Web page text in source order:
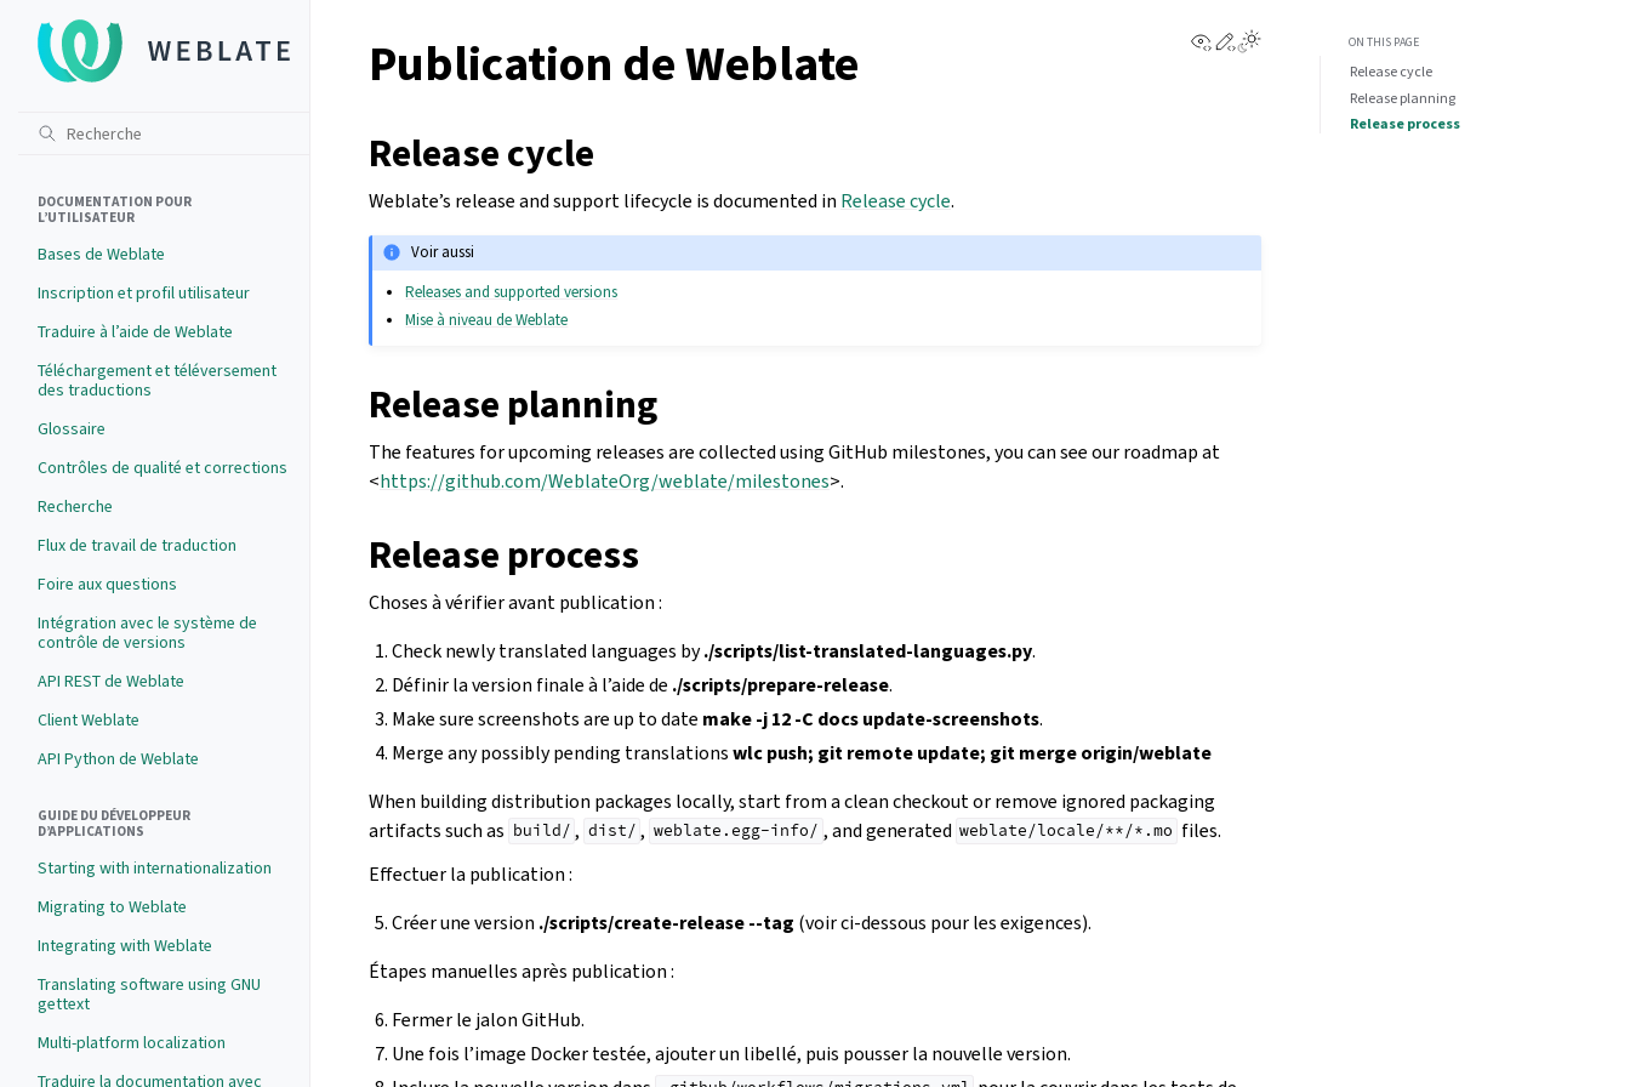
DOCUMENTATION POUR
L’UTILISATEUR
Bases de Weblate
Inscription et profil utilisateur
Traduire à l’aide de Weblate
Téléchargement et téléversement
des traductions
Glossaire
Contrôles de qualité et corrections
Recherche
Flux de travail de traduction
Foire aux questions
Intégration avec le système de
contrôle de versions
API REST de Weblate
Client Weblate
API Python de Weblate
GUIDE DU DÉVELOPPEUR
D’APPLICATIONS
Starting with internationalization
Migrating to Weblate
Integrating with Weblate
Translating software using GNU
gettext
Multi-platform localization
Traduire la documentation avec
View this page
Edit this page
Publication de Weblate
Release cycle
Weblate’s release and support lifecycle is documented in Release cycle.
Voir aussi
Releases and supported versions
Mise à niveau de Weblate
Release planning
The features for upcoming releases are collected using GitHub milestones, you can see our roadmap at
<https://github.com/WeblateOrg/weblate/milestones>.
Release process
Choses à vérifier avant publication :
Check newly translated languages by./scripts/list-translated-languages.py.
Définir la version finale à l’aide de ./scripts/prepare-release.
Make sure screenshots are up to date make -j 12 -C docs update-screenshots.
Merge any possibly pending translationswlc push; git remote update; git merge origin/weblate
When building distribution packages locally, start from a clean checkout or remove ignored packaging
artifacts such as build/ , dist/ , weblate.egg-info/ , and generated weblate/locale/**/*.mo files.
Effectuer la publication :
Créer une version ./scripts/create-release --tag (voir ci-dessous pour les exigences).
Étapes manuelles après publication :
Fermer le jalon GitHub.
Une fois l’image Docker testée, ajouter un libellé, puis pousser la nouvelle version.
ON THIS PAGE
Release cycle
Release planning
Release process